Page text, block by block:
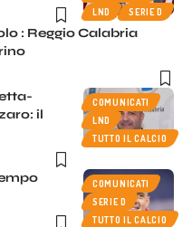
LND
SERIE D
: Reggio Calabria
COMUNICATI
LND
TUTTO IL CALCIO
il
COMUNICATI
SERIE D
TUTTO IL CALCIO